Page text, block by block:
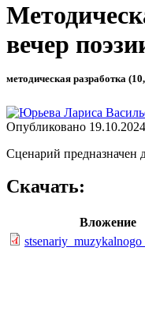
вечер
методическая разработка
Опубликовано
Сценарий предназначен
Скачать:
Вложение